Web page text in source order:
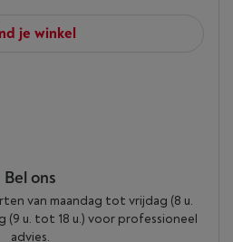
je winkel
Bel ons
van maandag tot vrijdag (8 u.
(9 u. tot 18 u.) voor professioneel
advies.